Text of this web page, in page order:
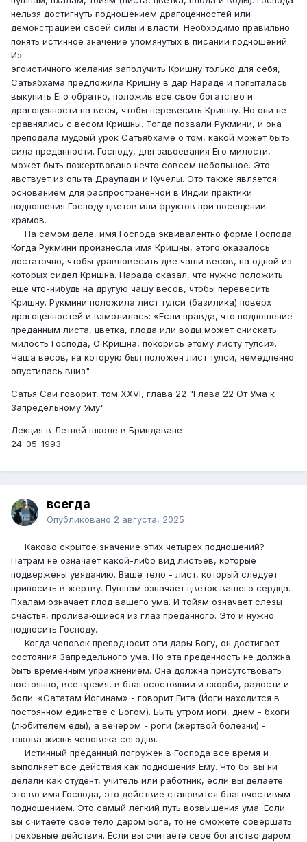
нельзя достигнуть подношением драгоценностей или
демонстрацией своей силы и власти. Необходимо правильно
понять истин­ное значение упомянутых в писании подношений.
Из
эгоистичного желания заполучить Кришну только для себя,
Сатьябхама предложила Кришну в дар Нараде и попыталась
выкупить Его обратно, положив все свое богатство и
драгоценности на весы, чтобы пере­весить Кришну. Но они не
сравнялись с весом Криш­ны. Тогда позвали Рукмини, и она
преподала муд­рый урок Сатьябхаме о том, какой может быть
сила преданности. Господу, для завоевания Его милости,
может быть пожертвовано нечто совсем небольшое. Это
явствует из опыта Драупади и Кучелы. Это так­же является
основанием для распространенной в Ин­дии практики
подношения Господу цветов или фрук­тов при посещении
храмов.
На самом деле, имя Господа эквивалентно фор­ме Господа.
Когда Рукмини произнесла имя Криш­ны, этого оказалось
достаточно, чтобы уравнове­сить две чаши весов, на одной из
которых сидел Кришна. Нарада сказал, что нужно положить
еще что-нибудь на другую чашу весов, чтобы перевесить
Кришну. Рукмини положила лист тулси (базилика) поверх
драгоценностей и взмолилась: «Если правда, что подношение
преданным листа, цветка, плода или воды может снискать
милость Господа, О Кришна, покорись этому листу тулси».
Чаша весов, на кото­рую был положен лист тулси, немедленно
опусти­лась вниз"
Сатья Саи говорит, том XXVI, глава 22 "Глава 22 От Ума к
Запредельному Уму"
Лекция в Летней школе в Бриндаване
24-05-1993
всегда
Опубликовано 2 августа, 2025
Каково скрытое значение этих четырех подно­шений?
Патрам не означает какой-либо вид листь­ев, которые
подвержены увяданию. Ваше тело - лист, который следует
приносить в жертву. Пушпам озна­чает цветок вашего сердца.
Пхалам означает плод вашего ума. И тойям означает слезы
счастья, про­ливающиеся из глаз преданного. Это и нужно
под­носить Господу.
Когда человек преподносит эти дары Богу, он достигает
состояния Запредельного ума. Но эта пре­данность не должна
быть временным упражнением. Она должна присутствовать
постоянно, все время, в благосостоянии и скорби, радости и
боли. «Сататам Йогинам» - говорит Гита (Йоги находится в
постоян­ном единстве с Богом). Быть утром йоги, днем - бхоги
(любителем еды), а вечером - роги (жертвой бо­лезни) -
такова жизнь человека сегодня.
Истинный преданный погружен в Господа все время и
выполняет все действия как подношения Ему. Что бы вы ни
делали как студент, учитель или работник, если вы делаете
это во имя Господа, это действие становится благочестивым
подношением. Это самый легкий путь возвышения ума. Если
вы считаете свое тело даром Бога, то не сможете совер­шать
греховные действия. Если вы считаете свое бо­гатство даром